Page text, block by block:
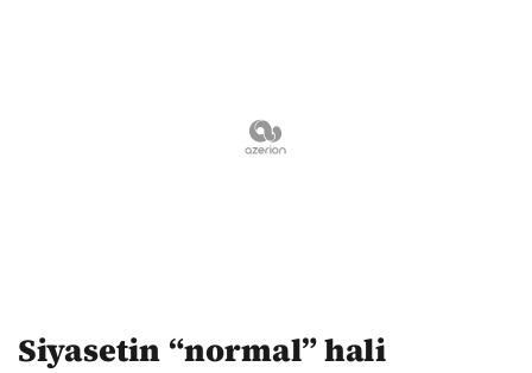
Siyasetin “normal” hali